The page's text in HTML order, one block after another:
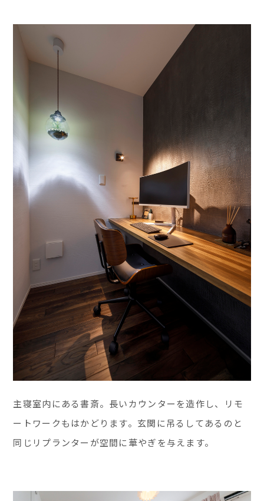
主寝室内にある書斎。長いカウンターを造作し、リモ
ートワークもはかどります。玄関に吊るしてあるのと
同じリプランターが空間に華やぎを与えます。